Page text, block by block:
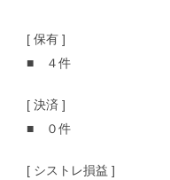
[ 保有 ]
■ ４件
[ 決済 ]
■ ０件
[ シストレ損益 ]